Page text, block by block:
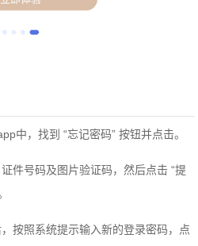
中，找到 “忘记密码” 按钮并点击。
件号码及图片验证码，然后点击 “提
按照系统提示输入新的登录密码，点